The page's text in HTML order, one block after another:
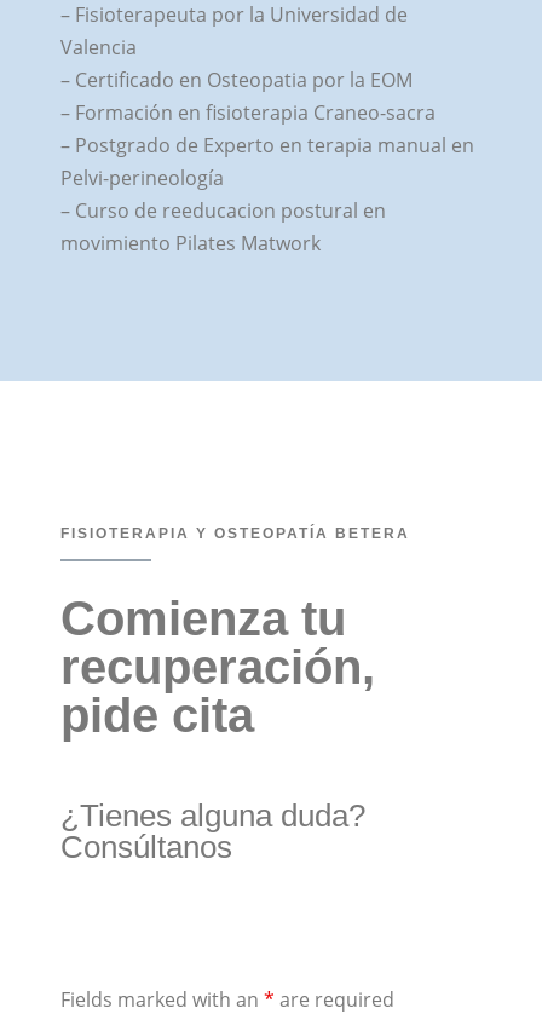
– Fisioterapeuta por la Universidad de
Valencia
– Certificado en Osteopatia por la EOM
– Formación en fisioterapia Craneo-sacra
– Postgrado de Experto en terapia manual en
Pelvi-perineología
– Curso de reeducacion postural en
movimiento Pilates Matwork
FISIOTERAPIA Y OSTEOPATÍA BETERA
Comienza tu
recuperación,
pide cita
¿Tienes alguna duda?
Consúltanos
Fields marked with an * are required